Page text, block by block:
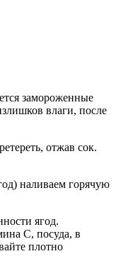
замороженные
влаги, после
отжав сок.
наливаем горячую
ягод.
C, посуда, в
плотно